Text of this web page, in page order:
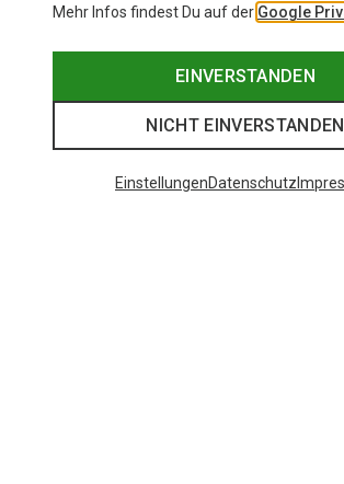
Mehr Infos findest Du auf der Google
EINVERSTANDEN
NICHT EINVERSTANDEN
EinstellungenDatenschutz